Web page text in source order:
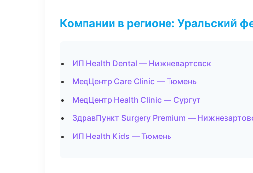
Компании в регионе: Уральский
ИП Health Dental — Нижневартовск
МедЦентр Care Clinic — Тюмень
МедЦентр Health Clinic — Сургут
ЗдравПункт Surgery Premium —
ИП Health Kids — Тюмень